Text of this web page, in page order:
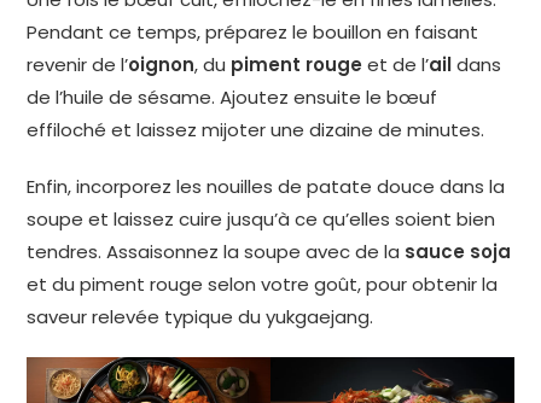
Pendant ce temps, préparez le bouillon en faisant
revenir de l’oignon, du piment rouge et de l’aildans
de l’huile de sésame. Ajoutez ensuite le bœuf
effiloché et laissez mijoter une dizaine de minutes.
Enfin, incorporez les nouilles de patate douce dans la
soupe et laissez cuire jusqu’à ce qu’elles soient bien
tendres. Assaisonnez la soupe avec de la sauce soja
et du piment rouge selon votre goût, pour obtenir la
saveur relevée typique du yukgaejang.